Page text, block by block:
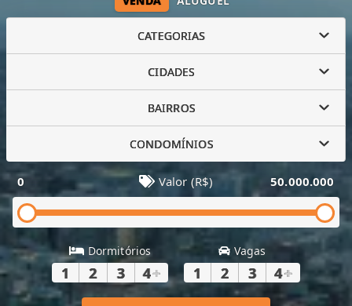
CATEGORIAS
CIDADES
BAIRROS
CONDOMÍNIOS
0 Valor (R$) 50.000.000
Dormitórios
1 2 3 4+
Vagas
1 2 3 4+